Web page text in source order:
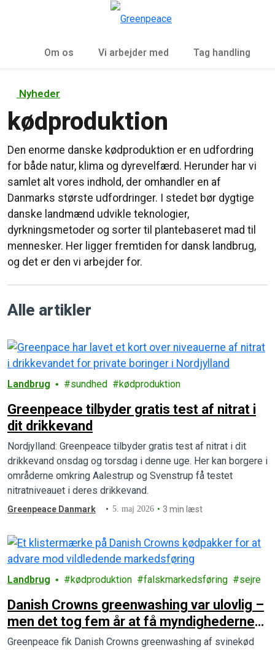
Om os Vi arbejder med Tag handling
Nyheder
kødproduktion
Den enorme danske kødproduktion er en udfordring
for både natur, klima og dyrevelfærd. Herunder har vi
samlet alt vores indhold, der omhandler en af
Danmarks største udfordringer. I stedet bør dygtige
danske landmænd udvikle teknologier,
dyrkningsmetoder og sorter til plantebaseret mad til
mennesker. Her ligger fremtiden for dansk landbrug,
og det er den vi arbejder for.
Alle artikler
Landbrug sundhed kødproduktion
Greenpeace tilbyder gratis test af nitrat i
dit drikkevand
Nordjylland: Greenpeace tilbyder gratis test af nitrat i dit
drikkevand onsdag og torsdag i denne uge. Her kan borgere i
områderne omkring Aalestrup og Svenstrup få testet
nitratniveauet i deres drikkevand.
Greenpeace Danmark 5. maj 2026 3 min læst
Landbrug kødproduktion falskmarkedsføring sejre
Danish Crowns greenwashing var ulovlig –
men det tog fem år at få myndighederne
til at sige det
Greenpeace fik Danish Crowns greenwashing af svinekød